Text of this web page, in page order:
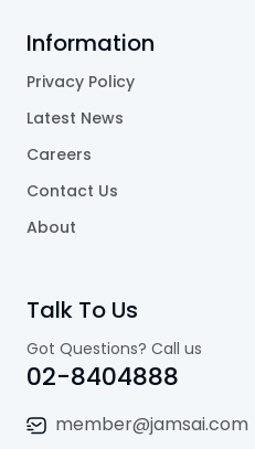
Information
Privacy Policy
Latest News
Careers
Contact Us
About
Talk To Us
Got Questions? Call us
02-8404888
member@jamsai.com